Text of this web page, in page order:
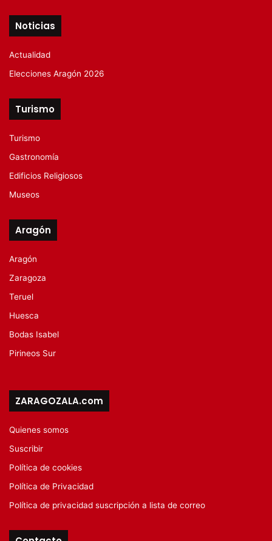
Noticias
Actualidad
Elecciones Aragón 2026
Turismo
Turismo
Gastronomía
Edificios Religiosos
Museos
Aragón
Aragón
Zaragoza
Teruel
Huesca
Bodas Isabel
Pirineos Sur
ZARAGOZALA.com
Quienes somos
Suscribir
Política de cookies
Política de Privacidad
Política de privacidad suscripción a lista de correo